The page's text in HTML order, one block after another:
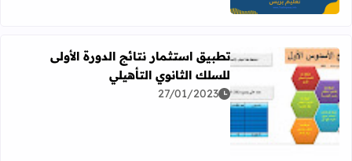
اقرأ المزيد عن تطبيق استثمار نتائج الدورة الأولى للسلك
تطبيق استثمار نتائج الدورة الأولى
للسلك الثانوي التأهيلي
27/01/2023